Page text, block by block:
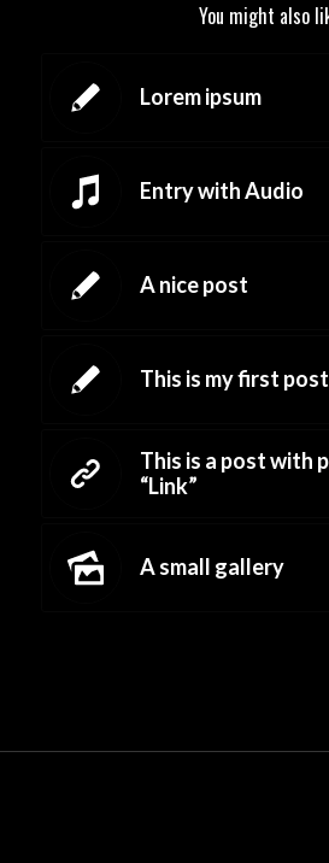
You might also
Lorem ipsum
Entry with Audio
A nice post
This is my first post
This is a post with
“Link”
A small gallery